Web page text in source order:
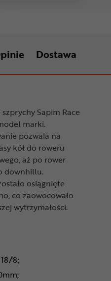
Dostawa
Sapim Race
marki.
pozwala na
kół do roweru
aż po rower
downhillu.
osiągnięte
co zaowocowało
wytrzymałości.
8;